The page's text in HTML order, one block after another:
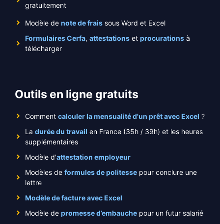
gratuitement
Modèle de note de frais sous Word et Excel
Formulaires Cerfa, attestations et procurations à
télécharger
Outils en ligne gratuits
Comment calculer la mensualité d'un prêt avec Excel ?
La durée du travail en France (35h / 39h) et les heures
supplémentaires
Modèle d'attestation employeur
Modèles de formules de politesse pour conclure une
lettre
Modèle de facture avec Excel
Modèle de promesse d’embauche pour un futur salarié